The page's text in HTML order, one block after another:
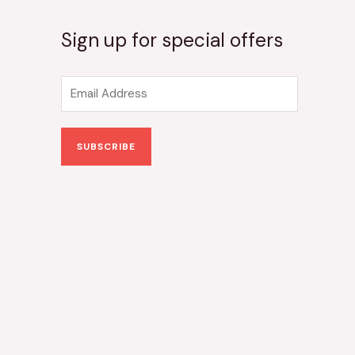
Sign up for special offers
m
a
SUBSCRIBE